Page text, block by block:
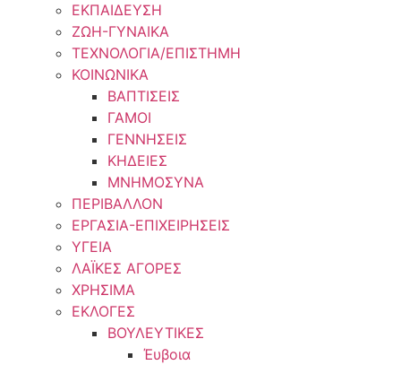
ΕΚΠΑΙΔΕΥΣΗ
ΖΩΗ-ΓΥΝΑΙΚΑ
ΤΕΧΝΟΛΟΓΙΑ/ΕΠΙΣΤΗΜΗ
ΚΟΙΝΩΝΙΚΑ
ΒΑΠΤΙΣΕΙΣ
ΓΑΜΟΙ
ΓΕΝΝΗΣΕΙΣ
ΚΗΔΕΙΕΣ
ΜΝΗΜΟΣΥΝΑ
ΠΕΡΙΒΑΛΛΟΝ
ΕΡΓΑΣΙΑ-ΕΠΙΧΕΙΡΗΣΕΙΣ
ΥΓΕΙΑ
ΛΑΪΚΕΣ ΑΓΟΡΕΣ
ΧΡΗΣΙΜΑ
ΕΚΛΟΓΕΣ
ΒΟΥΛΕΥΤΙΚΕΣ
Έυβοια